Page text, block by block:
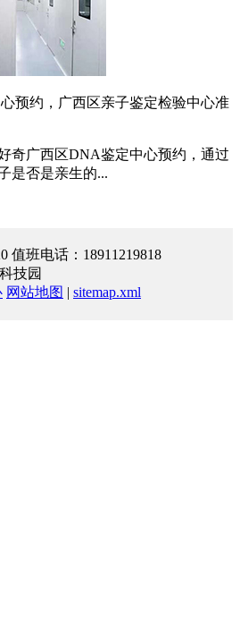
预约，广西区亲子鉴定检验中心准
奇广西区DNA鉴定中心预约，通过
是否是亲生的...
值班电话：18911219818
技园
网站地图 | sitemap.xml